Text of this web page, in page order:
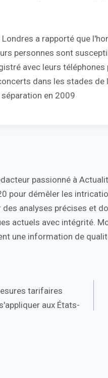
a rapporté que
personnes sont
avec leurs
dans les stades de
en 2009
passionné à
pour démêler les
analyses précises et
actuels avec intégrité.
une information de
tarifaires
aux États-